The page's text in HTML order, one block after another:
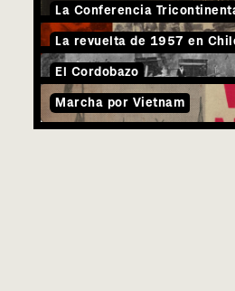
La Conferencia
La revuelta de 1957 en
El Cordobazo
Marcha por Vietnam